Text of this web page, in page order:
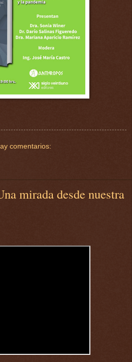
comentarios:
mirada desde nuestra